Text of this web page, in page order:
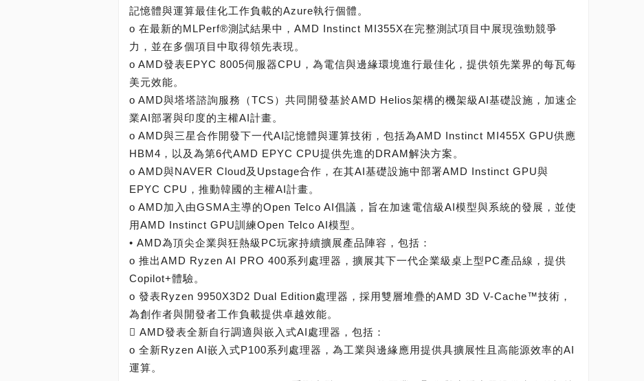
記憶體與運算最佳化工作負載的Azure執行個體。
o 在最新的MLPerf®測試結果中，AMD Instinct MI355X在完整測試項目中展現強勁競爭
力，並在多個項目中取得領先表現。
o AMD發表EPYC 8005伺服器CPU，為電信與邊緣環境進行最佳化，提供領先業界的每瓦每
美元效能。
o AMD與塔塔諮詢服務（TCS）共同開發基於AMD Helios架構的機架級AI基礎設施，加速企
業AI部署與印度的主權AI計畫。
o AMD與三星合作開發下一代AI記憶體與運算技術，包括為AMD Instinct MI455X GPU供應
HBM4，以及為第6代AMD EPYC CPU提供先進的DRAM解決方案。
o AMD與NAVER Cloud及Upstage合作，在其AI基礎設施中部署AMD Instinct GPU與
EPYC CPU，推動韓國的主權AI計畫。
o AMD加入由GSMA主導的Open Telco AI倡議，旨在加速電信級AI模型與系統的發展，並使
用AMD Instinct GPU訓練Open Telco AI模型。
• AMD為頂尖企業與狂熱級PC玩家持續擴展產品陣容，包括：
o 推出AMD Ryzen AI PRO 400系列處理器，擴展其下一代企業級桌上型PC產品線，提供
Copilot+體驗。
o 發表Ryzen 9950X3D2 Dual Edition處理器，採用雙層堆疊的AMD 3D V-Cache™技術，
為創作者與開發者工作負載提供卓越效能。
 AMD發表全新自行調適與嵌入式AI處理器，包括：
o 全新Ryzen AI嵌入式P100系列處理器，為工業與邊緣應用提供具擴展性且高能源效率的AI
運算。